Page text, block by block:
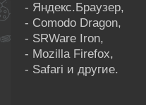
- Яндекс.Браузер,
- Comodo Dragon,
- SRWare Iron,
- Mozilla Firefox,
- Safari и другие.